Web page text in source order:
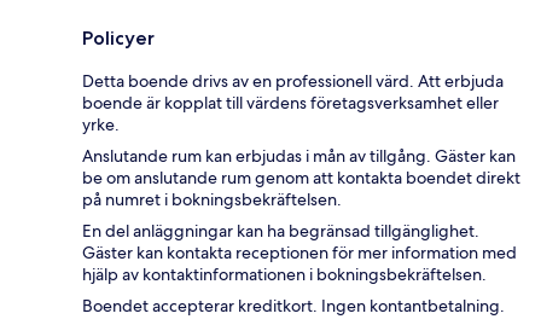
Policyer
Detta boende drivs av en professionell värd. Att erbjuda
boende är kopplat till värdens företagsverksamhet eller
yrke.
Anslutande rum kan erbjudas i mån av tillgång. Gäster kan
be om anslutande rum genom att kontakta boendet direkt
på numret i bokningsbekräftelsen.
En del anläggningar kan ha begränsad tillgänglighet.
Gäster kan kontakta receptionen för mer information med
hjälp av kontaktinformationen i bokningsbekräftelsen.
Boendet accepterar kreditkort. Ingen kontantbetalning.